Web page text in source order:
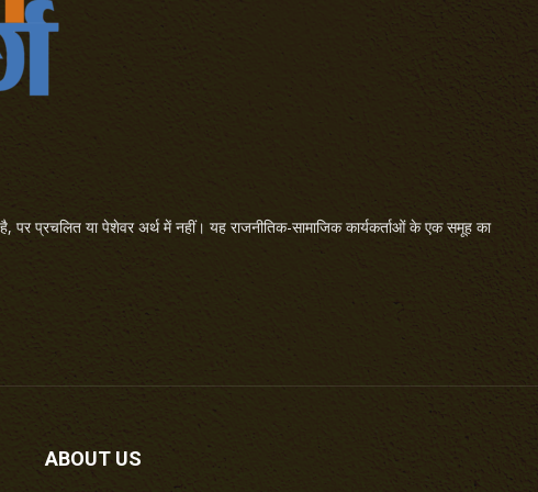
प्रचलित या पेशेवर अर्थ में नहीं। यह राजनीतिक-सामाजिक कार्यकर्ताओं के एक समूह का
ABOUT US